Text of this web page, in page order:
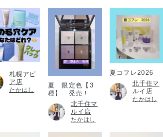
札幌アピ
ア店
たかはし
夏 限定色【3
種】 発売！
北千住マ
ルイ店
たかはし
夏コフレ2026
北千住マ
ルイ店
たかはし